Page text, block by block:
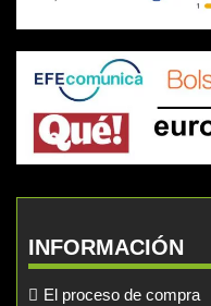
INFORMACIÓN
El proceso de compra